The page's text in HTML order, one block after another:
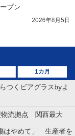
プン
2026年8月5日
1カ月
つくビアグラスbyよ
物流拠点 関西最大
はやめて」 生産者を